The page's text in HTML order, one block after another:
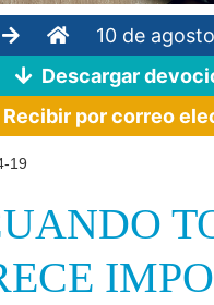
10 de agosto
Descargar
Recibir por correo
19